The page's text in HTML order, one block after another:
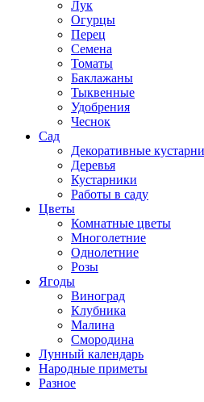
Лук
Огурцы
Перец
Семена
Томаты
Баклажаны
Тыквенные
Удобрения
Чеснок
Сад
Декоративные
Деревья
Кустарники
Работы в саду
Цветы
Комнатные цветы
Многолетние
Однолетние
Розы
Ягоды
Виноград
Клубника
Малина
Смородина
Лунный календарь
Народные приметы
Разное